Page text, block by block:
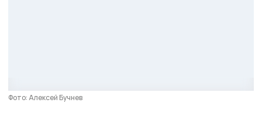
Фото: Алексей Бучнев